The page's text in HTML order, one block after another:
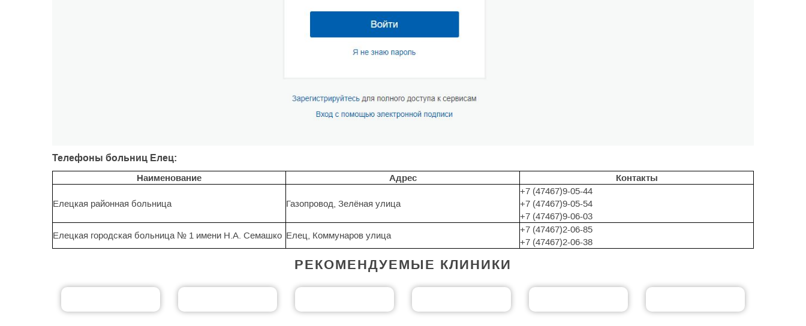
Телефоны больниц Елец:
Наименование
Адрес Контакты
Елецкая районная больница Газопровод, Зелёная улица
+7 (47467)9-05-44
+7 (47467)9-05-54
+7 (47467)9-06-03
Елецкая городская больница № 1 имени Н.А. Семашко Елец, Коммунаров улица
+7 (47467)2-06-85
+7 (47467)2-06-38
РЕКОМЕНДУЕМЫЕ КЛИНИКИ